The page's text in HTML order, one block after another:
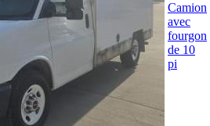
Camion
avec
fourgon
de 10
pi